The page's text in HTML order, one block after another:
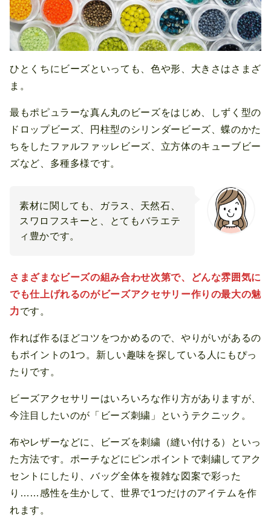
ひとくちにビーズといっても、色や形、大きさはさまざ
ま。
最もポピュラーな真ん丸のビーズをはじめ、しずく型の
ドロップビーズ、円柱型のシリンダービーズ、蝶のかた
ちをしたファルファッレビーズ、立方体のキューブビー
ズなど、多種多様です。
素材に関しても、ガラス、天然石、
スワロフスキーと、とてもバラエテ
ィ豊かです。
さまざまなビーズの組み合わせ次第で、どんな雰囲気に
でも仕上げれるのがビーズアクセサリー作りの最大の魅
力です。
作れば作るほどコツをつかめるので、やりがいがあるの
もポイントの1つ。新しい趣味を探している人にもぴっ
たりです。
ビーズアクセサリーはいろいろな作り方がありますが、
今注目したいのが「ビーズ刺繍」というテクニック。
布やレザーなどに、ビーズを刺繍（縫い付ける）といっ
た方法です。ポーチなどにピンポイントで刺繍してアク
セントにしたり、バッグ全体を複雑な図案で彩った
り……感性を生かして、世界で1つだけのアイテムを作
れます。